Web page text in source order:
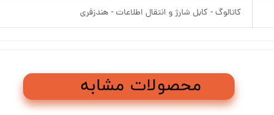
کاتالوگ - کابل شارژ و انتقال اطلاعات - هندزفری
محصولات مشابه